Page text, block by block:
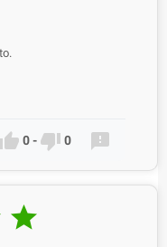
 0-  0 
